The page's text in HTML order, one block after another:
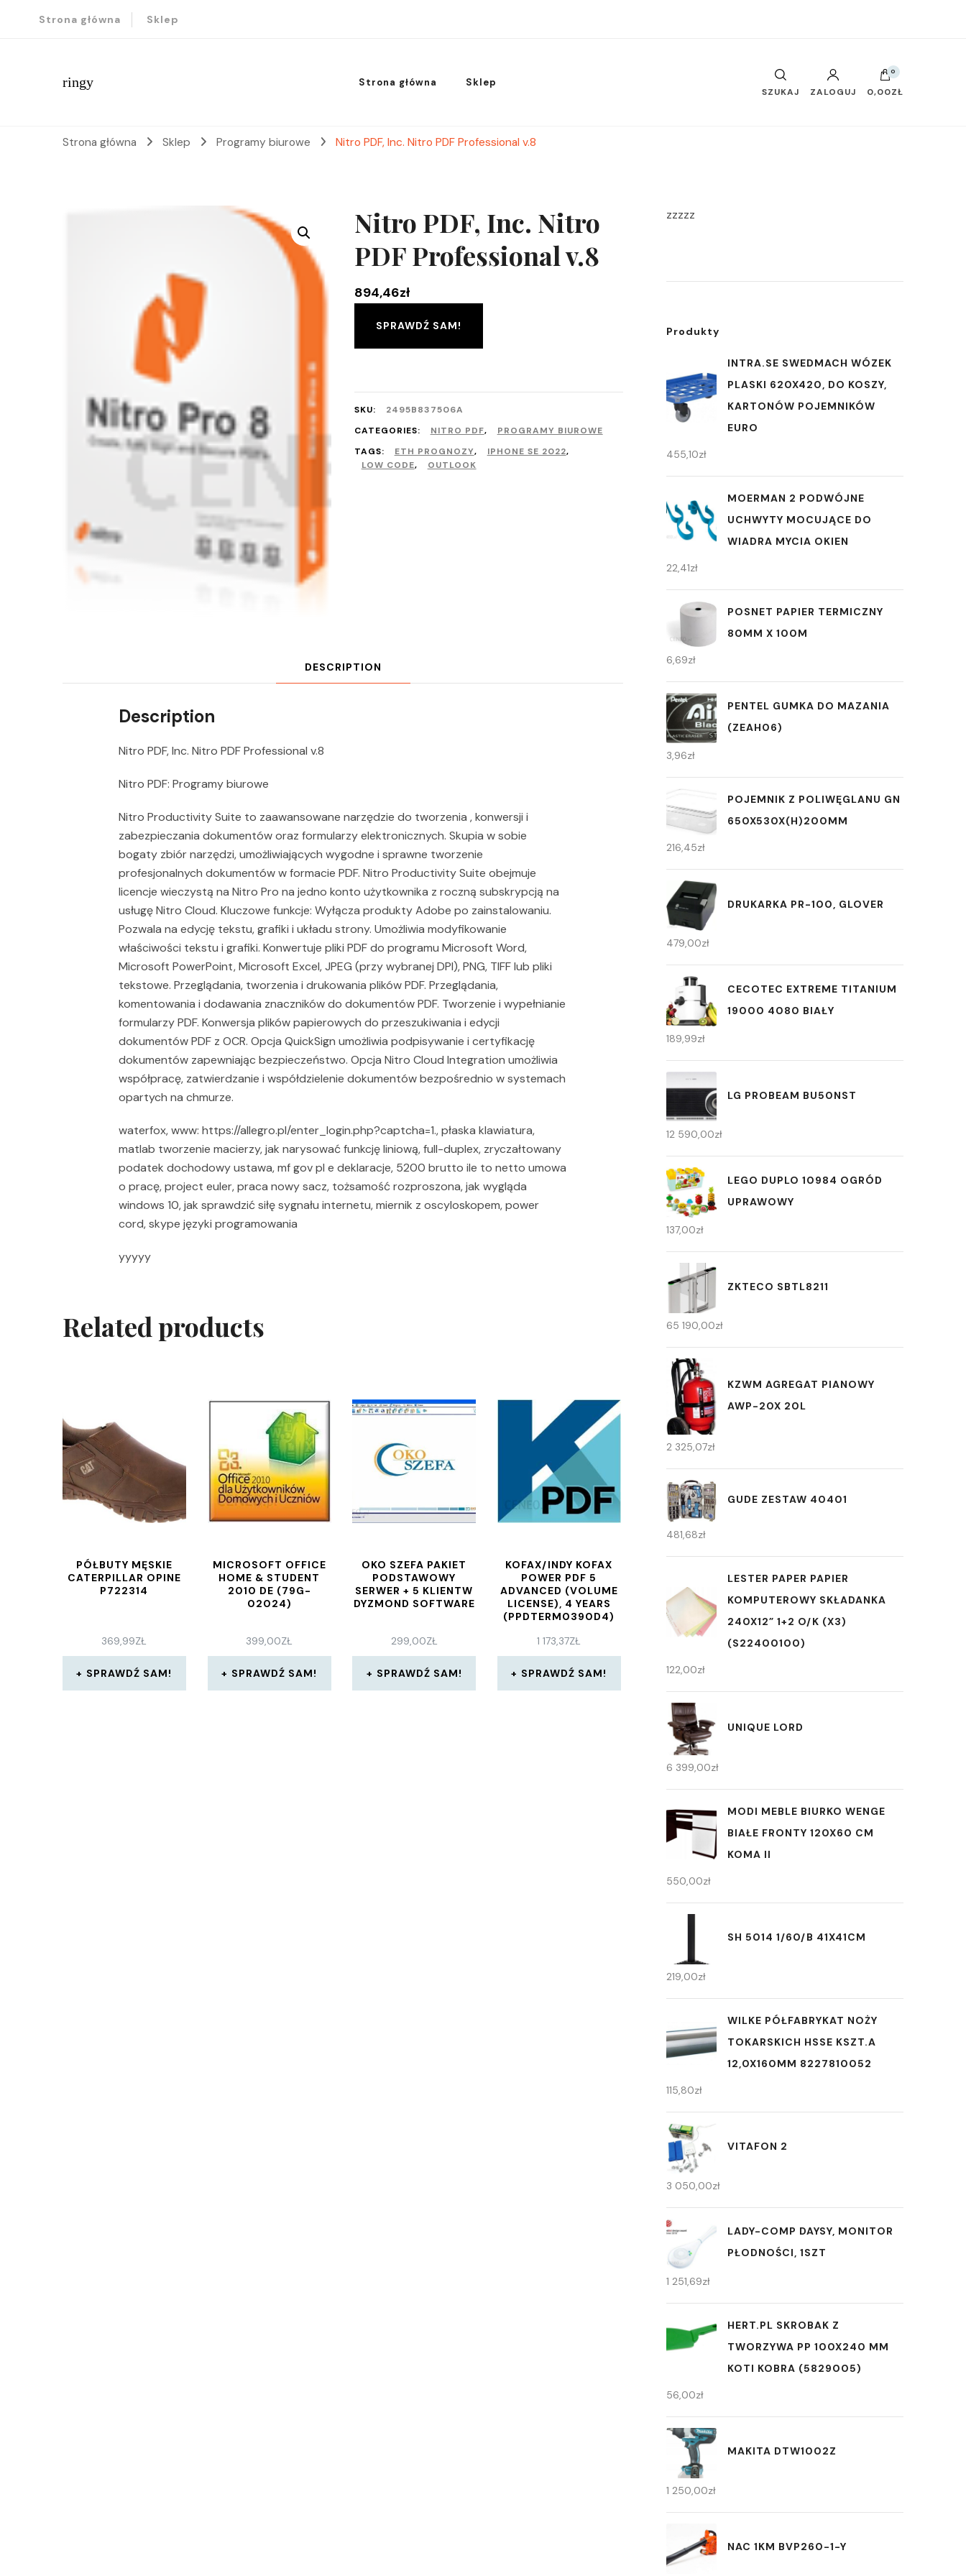
Strona główna Sklep
ringy Strona główna Sklep
SZUKAJ ZALOGUJ
0
0,00ZŁ
Strona główna Sklep Programy biurowe Nitro PDF, Inc. Nitro PDF Professional v.8
Nitro PDF, Inc. Nitro
PDF Professional v.8
894,46zł
SPRAWDŹ SAM!
SKU:
2495B837506A
CATEGORIES:
NITRO PDF,
PROGRAMY BIUROWE
TAGS:
ETH PROGNOZY, IPHONE SE 2022,
LOW CODE, OUTLOOK
DESCRIPTION
Description
Nitro PDF, Inc. Nitro PDF Professional v.8
Nitro PDF: Programy biurowe
Nitro Productivity Suite to zaawansowane narzędzie do tworzenia , konwersji i
zabezpieczania dokumentów oraz formularzy elektronicznych. Skupia w sobie
bogaty zbiór narzędzi, umożliwiających wygodne i sprawne tworzenie
profesjonalnych dokumentów w formacie PDF. Nitro Productivity Suite obejmuje
licencje wieczystą na Nitro Pro na jedno konto użytkownika z roczną subskrypcją na
usługę Nitro Cloud. Kluczowe funkcje: Wyłącza produkty Adobe po zainstalowaniu.
Pozwala na edycję tekstu, grafiki i układu strony. Umożliwia modyfikowanie
właściwości tekstu i grafiki. Konwertuje pliki PDF do programu Microsoft Word,
Microsoft PowerPoint, Microsoft Excel, JPEG (przy wybranej DPI), PNG, TIFF lub pliki
tekstowe. Przeglądania, tworzenia i drukowania plików PDF. Przeglądania,
komentowania i dodawania znaczników do dokumentów PDF. Tworzenie i wypełnianie
formularzy PDF. Konwersja plików papierowych do przeszukiwania i edycji
dokumentów PDF z OCR. Opcja QuickSign umożliwia podpisywanie i certyfikację
dokumentów zapewniając bezpieczeństwo. Opcja Nitro Cloud Integration umożliwia
współpracę, zatwierdzanie i współdzielenie dokumentów bezpośrednio w systemach
opartych na chmurze.
waterfox, www: https://allegro.pl/enter_login.php?captcha=1., płaska klawiatura,
matlab tworzenie macierzy, jak narysować funkcję liniową, full-duplex, zryczałtowany
podatek dochodowy ustawa, mf gov pl e deklaracje, 5200 brutto ile to netto umowa
o pracę, project euler, praca nowy sacz, tożsamość rozproszona, jak wygląda
windows 10, jak sprawdzić siłę sygnału internetu, miernik z oscyloskopem, power
cord, skype języki programowania
yyyyy
Related products
PÓŁBUTY MĘSKIE
CATERPILLAR OPINE
P722314
369,99ZŁ
SPRAWDŹ SAM!
MICROSOFT OFFICE
HOME & STUDENT
2010 DE (79G-
02024)
399,00ZŁ
SPRAWDŹ SAM!
OKO SZEFA PAKIET
PODSTAWOWY
SERWER + 5 KLIENTW
DYZMOND SOFTWARE
299,00ZŁ
SPRAWDŹ SAM!
KOFAX/INDY KOFAX
POWER PDF 5
ADVANCED (VOLUME
LICENSE), 4 YEARS
(PPDTERM0390D4)
1 173,37ZŁ
SPRAWDŹ SAM!
zzzzz
Produkty
INTRA.SE SWEDMACH WÓZEK
PLASKI 620X420, DO KOSZY,
KARTONÓW POJEMNIKÓW
EURO
455,10zł
MOERMAN 2 PODWÓJNE
UCHWYTY MOCUJĄCE DO
WIADRA MYCIA OKIEN
22,41zł
POSNET PAPIER TERMICZNY
80MM X 100M
6,69zł
PENTEL GUMKA DO MAZANIA
(ZEAH06)
3,96zł
POJEMNIK Z POLIWĘGLANU GN
650X530X(H)200MM
216,45zł
DRUKARKA PR-100, GLOVER
479,00zł
CECOTEC EXTREME TITANIUM
19000 4080 BIAŁY
189,99zł
LG PROBEAM BU50NST
12 590,00zł
LEGO DUPLO 10984 OGRÓD
UPRAWOWY
137,00zł
ZKTECO SBTL8211
65 190,00zł
KZWM AGREGAT PIANOWY
AWP-20X 20L
2 325,07zł
GUDE ZESTAW 40401
481,68zł
LESTER PAPER PAPIER
KOMPUTEROWY SKŁADANKA
240X12” 1+2 O/K (X3)
(S22400100)
122,00zł
UNIQUE LORD
6 399,00zł
MODI MEBLE BIURKO WENGE
BIAŁE FRONTY 120X60 CM
KOMA II
550,00zł
SH 5014 1/60/B 41X41CM
219,00zł
WILKE PÓŁFABRYKAT NOŻY
TOKARSKICH HSSE KSZT.A
12,0X160MM 8227810052
115,80zł
VITAFON 2
3 050,00zł
LADY-COMP DAYSY, MONITOR
PŁODNOŚCI, 1SZT
1 251,69zł
HERT.PL SKROBAK Z
TWORZYWA PP 100X240 MM
KOTI KOBRA (5829005)
56,00zł
MAKITA DTW1002Z
1 250,00zł
NAC 1KM BVP260-1-Y